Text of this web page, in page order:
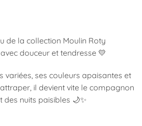
de la collection Moulin Roty
douceur et tendresse 💛
variées, ses couleurs apaisantes et
il devient vite le compagnon
nuits paisibles 🌙✨